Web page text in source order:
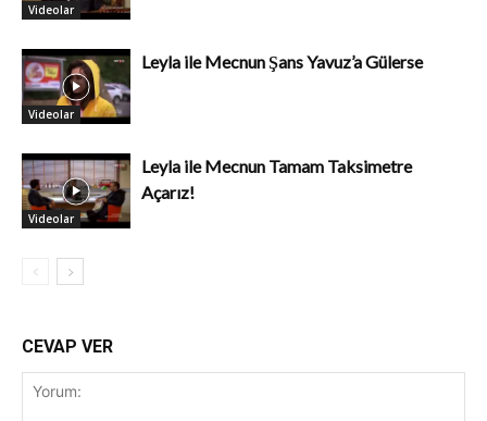
Videolar
Videolar
Leyla ile Mecnun Şans Yavuz’a Gülerse
Videolar
Leyla ile Mecnun Tamam Taksimetre
Açarız!
CEVAP VER